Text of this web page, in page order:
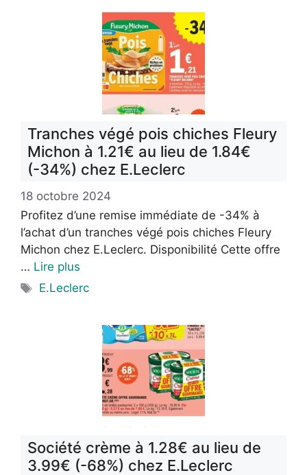
Tranches végé pois chiches Fleury
Michon à 1.21€ au lieu de 1.84€
(-34%) chez E.Leclerc
18 octobre 2024
Profitez d’une remise immédiate de -34% à
l’achat d’un tranches végé pois chiches Fleury
Michon chez E.Leclerc. Disponibilité Cette offre
… Lire plus
Étiquettes
E.Leclerc
Société crème à 1.28€ au lieu de
3.99€ (-68%) chez E.Leclerc